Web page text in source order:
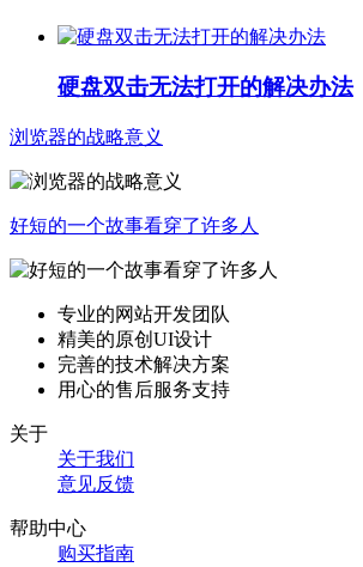
硬盘双击无法打开的解决办法
浏览器的战略意义
好短的一个故事看穿了许多人
专业的网站开发团队
精美的原创UI设计
完善的技术解决方案
用心的售后服务支持
关于
关于我们
意见反馈
帮助中心
购买指南